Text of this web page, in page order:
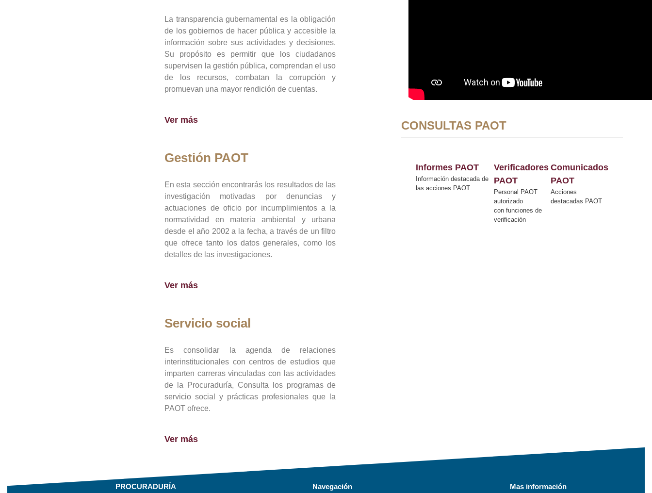
La transparencia gubernamental es la obligación
de los gobiernos de hacer pública y accesible la
información sobre sus actividades y decisiones.
Su propósito es permitir que los ciudadanos
supervisen la gestión pública, comprendan el uso
de los recursos, combatan la corrupción y
promuevan una mayor rendición de cuentas.
Ver más
Gestión PAOT
En esta sección encontrarás los resultados de las
investigación motivadas por denuncias y
actuaciones de oficio por incumplimientos a la
normatividad en materia ambiental y urbana
desde el año 2002 a la fecha, a través de un filtro
que ofrece tanto los datos generales, como los
detalles de las investigaciones.
Ver más
Servicio social
Es consolidar la agenda de relaciones
interinstitucionales con centros de estudios que
imparten carreras vinculadas con las actividades
de la Procuraduría, Consulta los programas de
servicio social y prácticas profesionales que la
PAOT ofrece.
Ver más
CONSULTAS PAOT
Informes PAOT
Información destacada de
las acciones PAOT
Verificadores
PAOT
Personal PAOT
autorizado
con funciones de
verificación
Comunicados
PAOT
Acciones
destacadas PAOT
PROCURADURÍA Navegación Mas información